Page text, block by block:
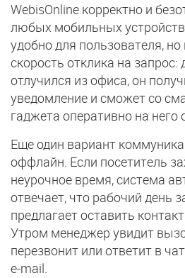
WebisOnline корректно и
любых мобильных
удобно для пользователя,
скорость отклика на
отлучился из офиса, он
уведомление и сможет со
гаджета оперативно на него
Еще один вариант
оффлайн. Если посетитель
неурочное время, система
отвечает, что рабочий день
предлагает оставить
Утром менеджер увидит
перезвонит или ответит в
e-mail.